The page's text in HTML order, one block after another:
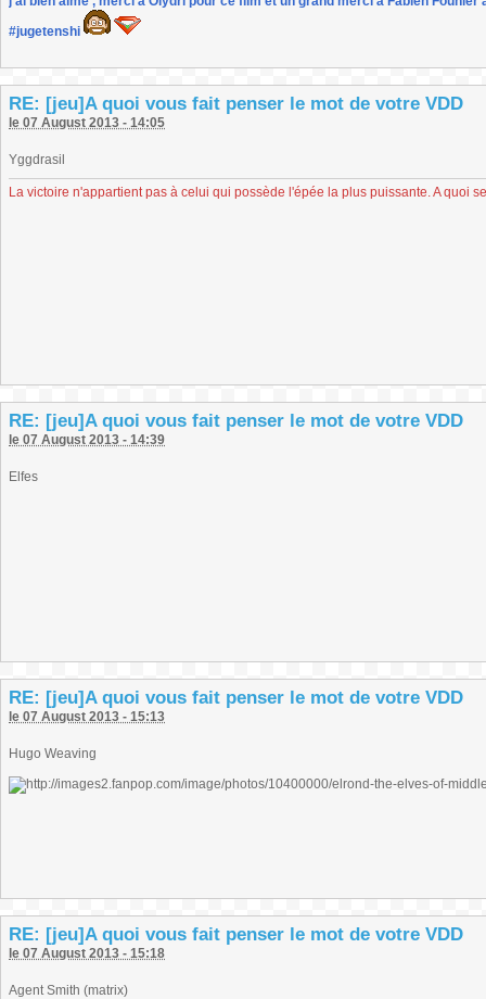
#jugetenshi
RE: [jeu]A quoi vous fait penser le mot de votre VDD
le 07 August 2013 - 14:05
Yggdrasil
La victoire n'appartient pas à celui qui possède l'épée la plus puissante. A quoi
RE: [jeu]A quoi vous fait penser le mot de votre VDD
le 07 August 2013 - 14:39
Elfes
RE: [jeu]A quoi vous fait penser le mot de votre VDD
le 07 August 2013 - 15:13
Hugo Weaving
RE: [jeu]A quoi vous fait penser le mot de votre VDD
le 07 August 2013 - 15:18
Agent Smith (matrix)